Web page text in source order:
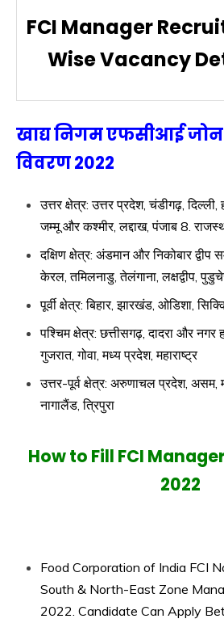
FCI Manager
Wise Vacancy
खाद्य निगम एफसीआई जोन
विवरण 2022
उत्तर क्षेत्र: उत्तर प्रदेश, चंडीगढ़, दिल्ली,
जम्मू और कश्मीर, लद्दाख, पंजाब 8.
दक्षिण क्षेत्र: अंडमान और निकोबार
केरल, तमिलनाडु, तेलंगाना, लक्षद्वीप,
पूर्वी क्षेत्र: बिहार, झारखंड, ओडिशा,
पश्चिम क्षेत्र: छत्तीसगढ़, दादरा और
गुजरात, गोवा, मध्य प्रदेश, महाराष्ट्र
उत्तर-पूर्व क्षेत्र: अरुणाचल प्रदेश, असम,
नागालैंड, त्रिपुरा
How to Fill FCI
2022
Food Corporation of India FCI
South & North-East Zone
2022. Candidate Can Apply